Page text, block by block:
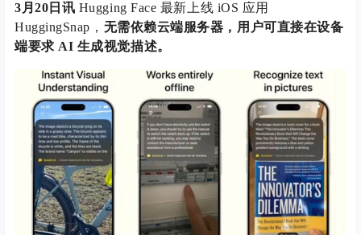
3月20日讯 Hugging Face 最新上线 iOS 应用
HuggingSnap， 无需依赖云端服务器，用户可直接在设备
端要求 AI 生成视觉描述。